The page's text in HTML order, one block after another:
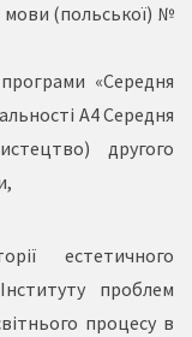
мови (польської) №
«Середня
А4 Середня
другого
естетичного
проблем
процесу в